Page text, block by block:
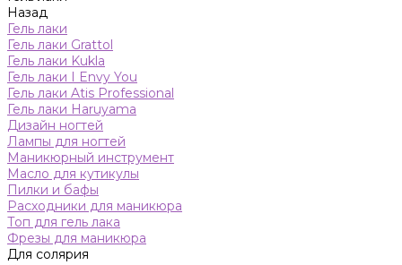
Назад
Гель лаки
Гель лаки Grattol
Гель лаки Kukla
Гель лаки I Envy You
Гель лаки Atis Professional
Гель лаки Haruyama
Дизайн ногтей
Лампы для ногтей
Маникюрный инструмент
Масло для кутикулы
Пилки и бафы
Расходники для маникюра
Топ для гель лака
Фрезы для маникюра
Для солярия